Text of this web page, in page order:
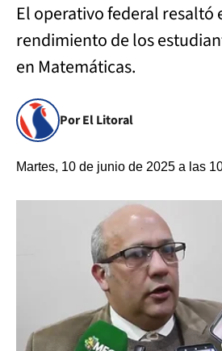
El operativo federal resaltó
rendimiento de los
en Matemáticas.
Por El Litoral
Martes, 10 de junio de 2025 a las